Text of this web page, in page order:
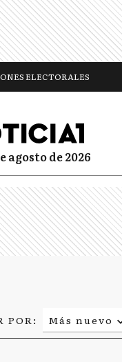
ELECTORALES
agosto de 2026
POR:
Más nuevo
Relevancia